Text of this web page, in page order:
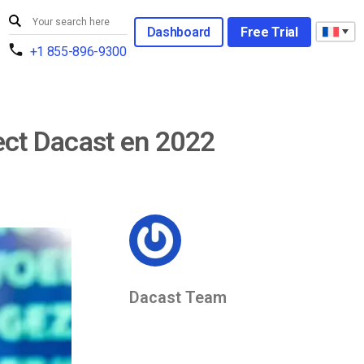
+1 855-896-9300
Dashboard Free Trial
Dacast en 2022
Dacast Team